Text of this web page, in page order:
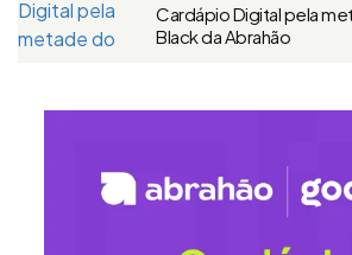
Cardápio Digital pela
Black da Abrahão